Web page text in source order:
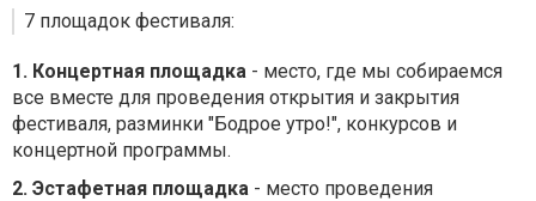
7 площадок фестиваля:
1. Концертная площадка - место, где мы собираемся
все вместе для проведения открытия и закрытия
фестиваля, разминки "Бодрое утро!", конкурсов и
концертной программы.
2. Эстафетная площадка - место проведения